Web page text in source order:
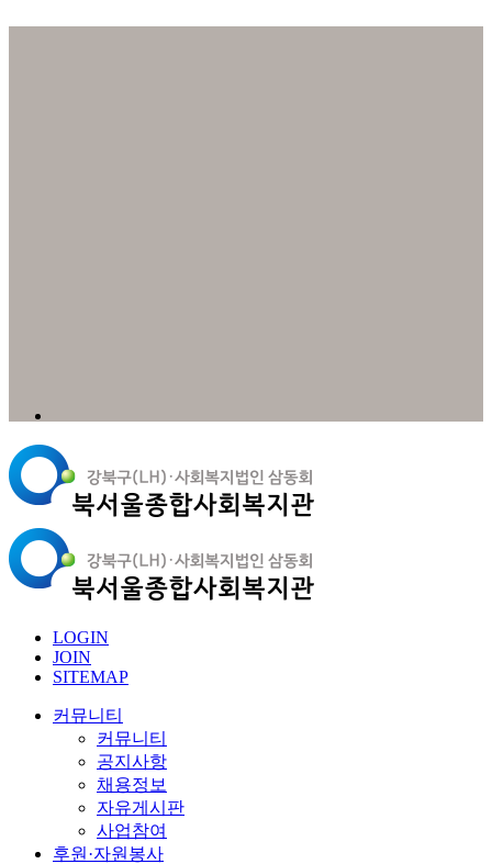
LOGIN
JOIN
SITEMAP
커뮤니티
커뮤니티
공지사항
채용정보
자유게시판
사업참여
후원·자원봉사